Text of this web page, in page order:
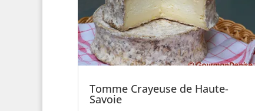
Tomme Crayeuse de Haute-
Savoie